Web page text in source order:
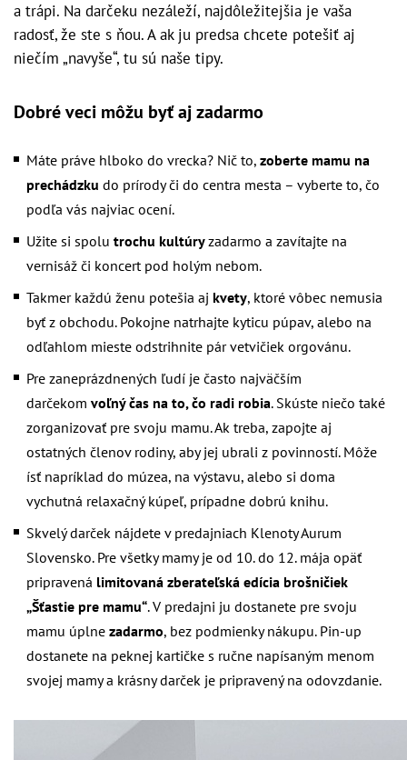
a trápi. Na darčeku nezáleží, najdôležitejšia je vaša
radosť, že ste s ňou. A ak ju predsa chcete potešiť aj
niečím „navyše“, tu sú naše tipy.
Dobré veci môžu byť aj zadarmo
Máte práve hlboko do vrecka? Nič to, zoberte mamu na
prechádzku do prírody či do centra mesta – vyberte to, čo
podľa vás najviac ocení.
Užite si spolu trochu kultúryzadarmo a zavítajte na
vernisáž či koncert pod holým nebom.
Takmer každú ženu potešia aj kvety, ktoré vôbec nemusia
byť z obchodu. Pokojne natrhajte kyticu púpav, alebo na
odľahlom mieste odstrihnite pár vetvičiek orgovánu.
Pre zaneprázdnených ľudí je často najväčším
darčekom voľný čas na to, čo radi robia. Skúste niečo také
zorganizovať pre svoju mamu. Ak treba, zapojte aj
ostatných členov rodiny, aby jej ubrali z povinností. Môže
ísť napríklad do múzea, na výstavu, alebo si doma
vychutná relaxačný kúpeľ, prípadne dobrú knihu.
Skvelý darček nájdete v predajniach Klenoty Aurum
Slovensko. Pre všetky mamy je od 10. do 12. mája opäť
pripravená limitovaná zberateľská edícia brošničiek
„Šťastie pre mamu“. V predajni ju dostanete pre svoju
mamu úplne zadarmo, bez podmienky nákupu. Pin-up
dostanete na peknej kartičke s ručne napísaným menom
svojej mamy a krásny darček je pripravený na odovzdanie.